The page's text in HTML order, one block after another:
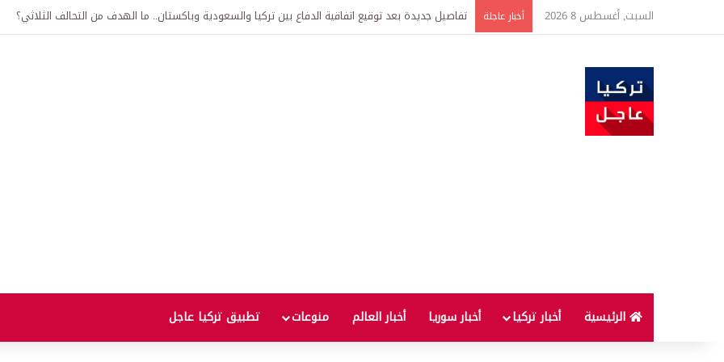
السبت, أغسطس 8 2026 أخبار عاجلة تفاصيل جديدة بعد توقيع اتفاقية الدفاع بين تركيا والسعودية وباكستان.. ما الهدف من التحالف الثلاثي؟
الرئيسية أخبار تركيا أخبار سوريا أخبار العالم منوعات تطبيق تركيا عاجل